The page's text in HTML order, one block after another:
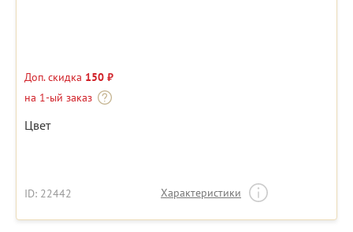
Доп. скидка 150 ₽
на 1-ый заказ
Цвет
ID: 22442 Характеристики